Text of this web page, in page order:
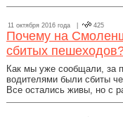
11 октября 2016 года | 425
Почему на
сбитых
Как мы уже сообщали, за
водителями были сбиты
Все остались живы, но с